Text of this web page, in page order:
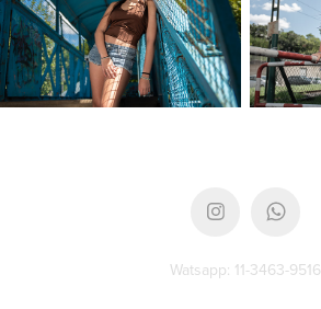
Watsapp: 11-3463-9516